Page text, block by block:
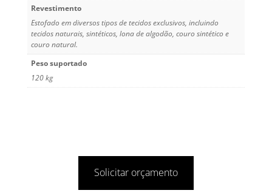
Revestimento
Estofado em diversos tipos de tecidos exclusivos, incluindo
tecidos naturais, sintéticos, lona de algodão, couro sintético e
couro natural.
Peso suportado
120 kg
Solicitar orçamento